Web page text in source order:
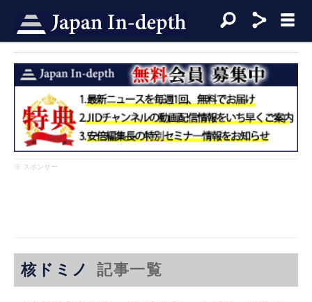
※ スポンサー
核ドミノ 記事一覧